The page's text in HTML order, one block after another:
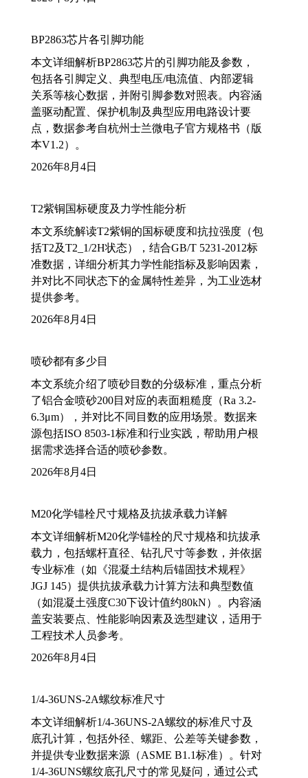
BP2863芯片各引脚功能
本文详细解析BP2863芯片的引脚功能及参数，
包括各引脚定义、典型电压/电流值、内部逻辑
关系等核心数据，并附引脚参数对照表。内容涵
盖驱动配置、保护机制及典型应用电路设计要
点，数据参考自杭州士兰微电子官方规格书（版
本V1.2）。
2026年8月4日
T2紫铜国标硬度及力学性能分析
本文系统解读T2紫铜的国标硬度和抗拉强度（包
括T2及T2_1/2H状态），结合GB/T 5231-2012标
准数据，详细分析其力学性能指标及影响因素，
并对比不同状态下的金属特性差异，为工业选材
提供参考。
2026年8月4日
喷砂都有多少目
本文系统介绍了喷砂目数的分级标准，重点分析
了铝合金喷砂200目对应的表面粗糙度（Ra 3.2-
6.3μm），并对比不同目数的应用场景。数据来
源包括ISO 8503-1标准和行业实践，帮助用户根
据需求选择合适的喷砂参数。
2026年8月4日
M20化学锚栓尺寸规格及抗拔承载力详解
本文详细解析M20化学锚栓的尺寸规格和抗拔承
载力，包括螺杆直径、钻孔尺寸等参数，并依据
专业标准（如《混凝土结构后锚固技术规程》
JGJ 145）提供抗拔承载力计算方法和典型数值
（如混凝土强度C30下设计值约80kN）。内容涵
盖安装要点、性能影响因素及选型建议，适用于
工程技术人员参考。
2026年8月4日
1/4-36UNS-2A螺纹标准尺寸
本文详细解析1/4-36UNS-2A螺纹的标准尺寸及
底孔计算，包括外径、螺距、公差等关键参数，
并提供专业数据来源（ASME B1.1标准）。针对
1/4-36UNS螺纹底孔尺寸的常见疑问，通过公式